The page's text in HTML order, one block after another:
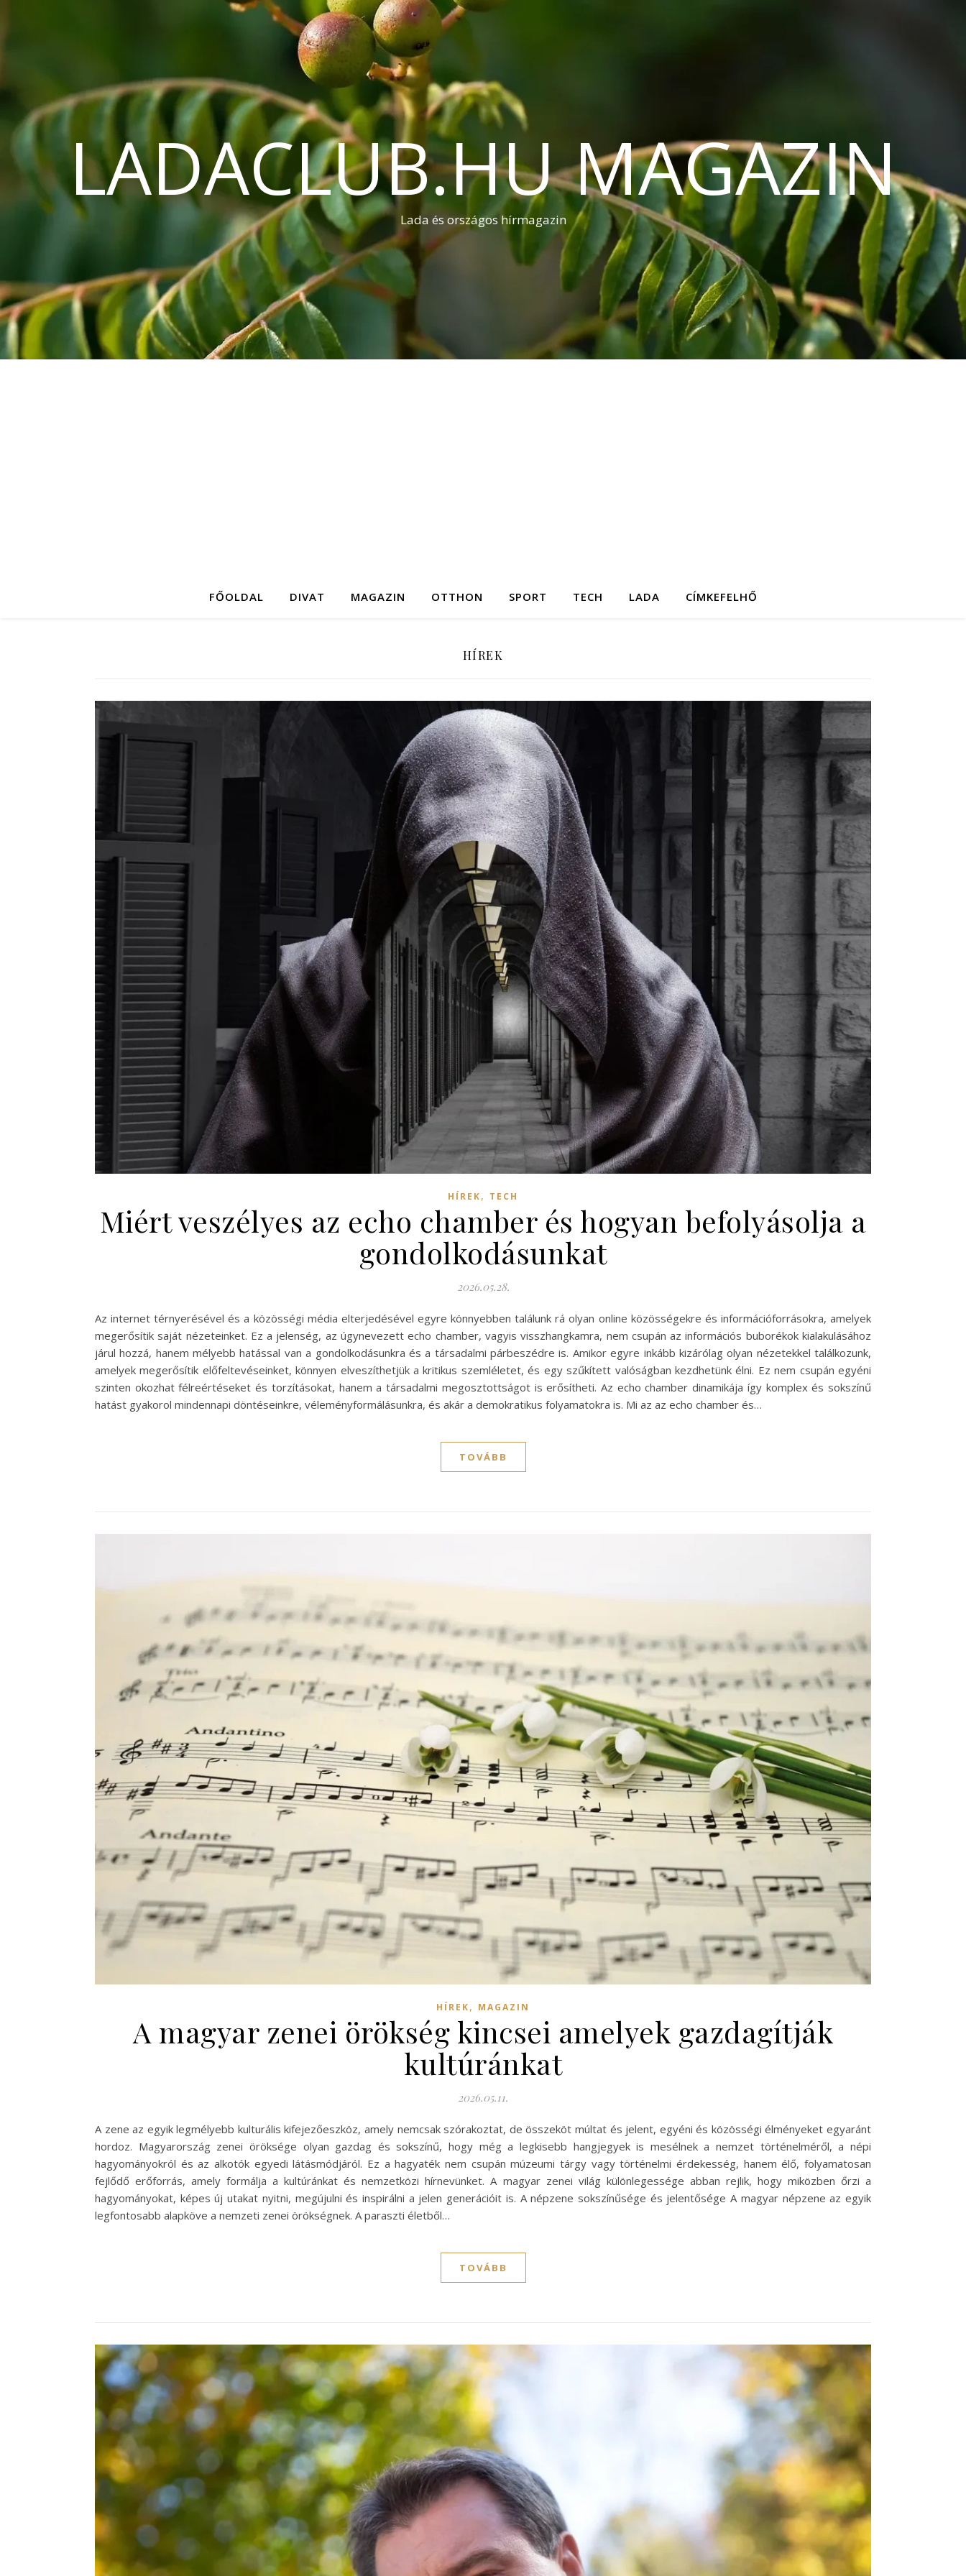
LADACLUB.HU MAGAZIN
Lada és országos hírmagazin
FŐOLDAL DIVAT MAGAZIN OTTHON SPORT TECH LADA CÍMKEFELHŐ
HÍREK
HÍREK, TECH
Miért veszélyes az echo chamber és hogyan befolyásolja a
gondolkodásunkat
2026.05.28.
Az internet térnyerésével és a közösségi média elterjedésével egyre könnyebben találunk rá olyan online közösségekre és információforrásokra, amelyek
megerősítik saját nézeteinket. Ez a jelenség, az úgynevezett echo chamber, vagyis visszhangkamra, nem csupán az információs buborékok kialakulásához
járul hozzá, hanem mélyebb hatással van a gondolkodásunkra és a társadalmi párbeszédre is. Amikor egyre inkább kizárólag olyan nézetekkel találkozunk,
amelyek megerősítik előfeltevéseinket, könnyen elveszíthetjük a kritikus szemléletet, és egy szűkített valóságban kezdhetünk élni. Ez nem csupán egyéni
szinten okozhat félreértéseket és torzításokat, hanem a társadalmi megosztottságot is erősítheti. Az echo chamber dinamikája így komplex és sokszínű
hatást gyakorol mindennapi döntéseinkre, véleményformálásunkra, és akár a demokratikus folyamatokra is. Mi az az echo chamber és…
TOVÁBB
HÍREK, MAGAZIN
A magyar zenei örökség kincsei amelyek gazdagítják
kultúránkat
2026.05.11.
A zene az egyik legmélyebb kulturális kifejezőeszköz, amely nemcsak szórakoztat, de összeköt múltat és jelent, egyéni és közösségi élményeket egyaránt
hordoz. Magyarország zenei öröksége olyan gazdag és sokszínű, hogy még a legkisebb hangjegyek is mesélnek a nemzet történelméről, a népi
hagyományokról és az alkotók egyedi látásmódjáról. Ez a hagyaték nem csupán múzeumi tárgy vagy történelmi érdekesség, hanem élő, folyamatosan
fejlődő erőforrás, amely formálja a kultúránkat és nemzetközi hírnevünket. A magyar zenei világ különlegessége abban rejlik, hogy miközben őrzi a
hagyományokat, képes új utakat nyitni, megújulni és inspirálni a jelen generációit is. A népzene sokszínűsége és jelentősége A magyar népzene az egyik
legfontosabb alapköve a nemzeti zenei örökségnek. A paraszti életből…
TOVÁBB